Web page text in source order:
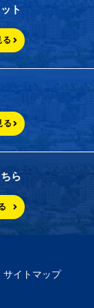
ト
る
る
ら
サイトマップ